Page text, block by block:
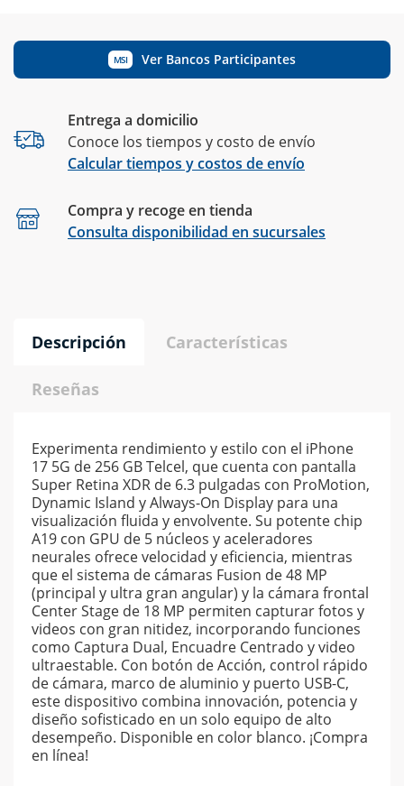
MSI Ver Bancos Participantes
Entrega a domicilio
Conoce los tiempos y costo de envío
Calcular tiempos y costos de envío
Compra y recoge en tienda
Consulta disponibilidad en sucursales
Descripción Características
Reseñas
Experimenta rendimiento y estilo con el iPhone
17 5G de 256 GB Telcel, que cuenta con pantalla
Super Retina XDR de 6.3 pulgadas con ProMotion,
Dynamic Island y Always-On Display para una
visualización fluida y envolvente. Su potente chip
A19 con GPU de 5 núcleos y aceleradores
neurales ofrece velocidad y eficiencia, mientras
que el sistema de cámaras Fusion de 48 MP
(principal y ultra gran angular) y la cámara frontal
Center Stage de 18 MP permiten capturar fotos y
videos con gran nitidez, incorporando funciones
como Captura Dual, Encuadre Centrado y video
ultraestable. Con botón de Acción, control rápido
de cámara, marco de aluminio y puerto USB-C,
este dispositivo combina innovación, potencia y
diseño sofisticado en un solo equipo de alto
desempeño. Disponible en color blanco. ¡Compra
en línea!